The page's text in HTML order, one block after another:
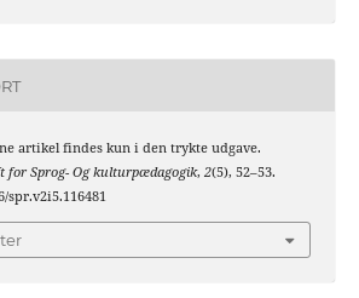
artikel findes kun i den trykte udgave.
for Sprog- Og kulturpædagogik, 2(5), 52–53.
spr.v2i5.116481